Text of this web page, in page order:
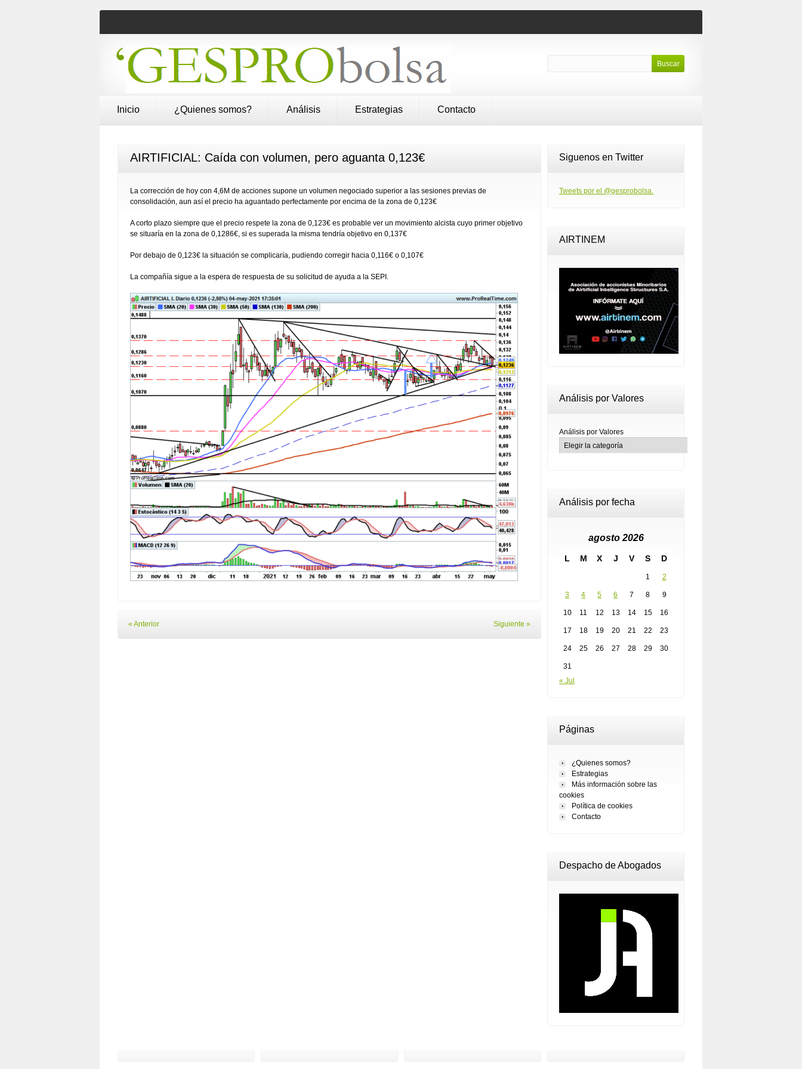
Inicio ¿Quienes somos? Análisis Estrategias Contacto
AIRTIFICIAL: Caída con volumen, pero aguanta 0,123€
La corrección de hoy con 4,6M de acciones supone un volumen negociado superior a las sesiones previas de
consolidación, aun así el precio ha aguantado perfectamente por encima de la zona de 0,123€
A corto plazo siempre que el precio respete la zona de 0,123€ es probable ver un movimiento alcista cuyo primer objetivo
se situaría en la zona de 0,1286€, si es superada la misma tendría objetivo en 0,137€
Por debajo de 0,123€ la situación se complicaría, pudiendo corregir hacia 0,116€ o 0,107€
La compañía sigue a la espera de respuesta de su solicitud de ayuda a la SEPI.
« Anterior Siguiente »
Siguenos en Twitter
Tweets por el @gesprobolsa.
AIRTINEM
Análisis por Valores
Análisis por Valores
Análisis por fecha
agosto 2026
L M X J V S D
1 2
3 4 5 6 7 8 9
10 11 12 13 14 15 16
17 18 19 20 21 22 23
24 25 26 27 28 29 30
31
« Jul
Páginas
¿Quienes somos?
Estrategias
Más información sobre las
cookies
Política de cookies
Contacto
Despacho de Abogados